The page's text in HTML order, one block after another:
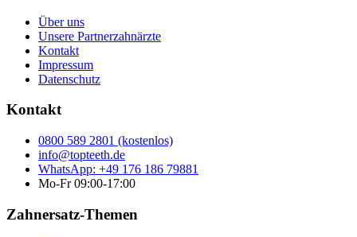
Über uns
Unsere Partnerzahnärzte
Kontakt
Impressum
Datenschutz
Kontakt
0800 589 2801 (kostenlos)
info@topteeth.de
WhatsApp: +49 176 186 79881
Mo-Fr 09:00-17:00
Zahnersatz-Themen